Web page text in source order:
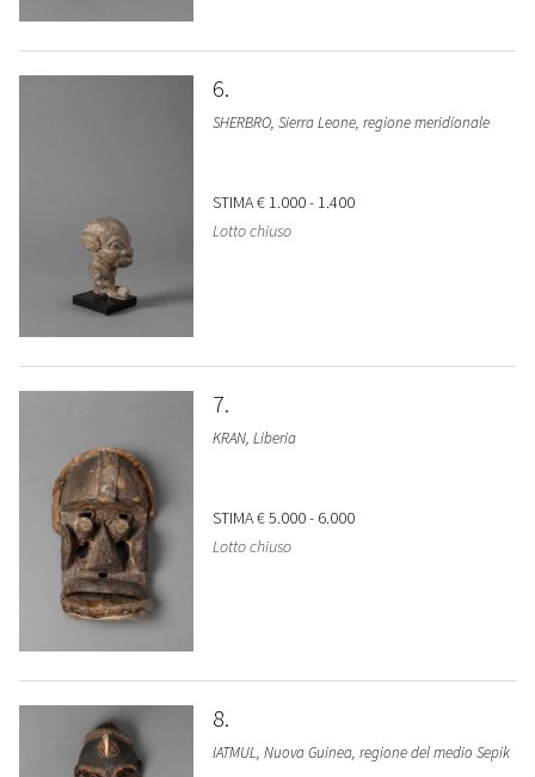
6
SHERBRO, Sierra Leone, regione meridionale
STIMA€ 1.000 - 1.400
Lotto chiuso
7
KRAN, Liberia
STIMA€ 5.000 - 6.000
Lotto chiuso
8
IATMUL, Nuova Guinea, regione del medio Sepik